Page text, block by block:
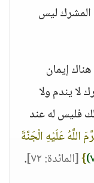
المشرك ليس
إيمان
لا يندم ولا
فليس له عند
اللَّهُ عَلَيْهِ الْجَنَّةَ
}[المائدة: ٧٢]
.